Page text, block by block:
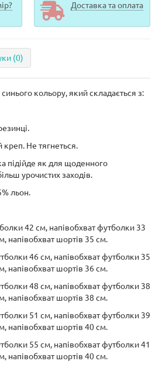
Доставка та оплата
(0)
кольору, який складається з:
Не тягнеться.
підійде як для щоденного
урочистих заходів.
льон.
42 см, напівобхват футболки 33
напівобхват шортів 35 см.
46 см, напівобхват футболки 35
напівобхват шортів 36 см.
48 см, напівобхват футболки 38
напівобхват шортів 38 см.
51 см, напівобхват футболки 39
напівобхват шортів 40 см.
55 см, напівобхват футболки 41
напівобхват шортів 40 см.